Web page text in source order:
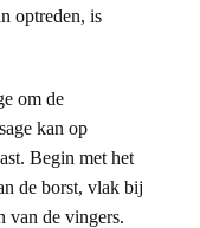
optreden, is
om de
kan op
Begin met het
de borst, vlak bij
van de vingers.